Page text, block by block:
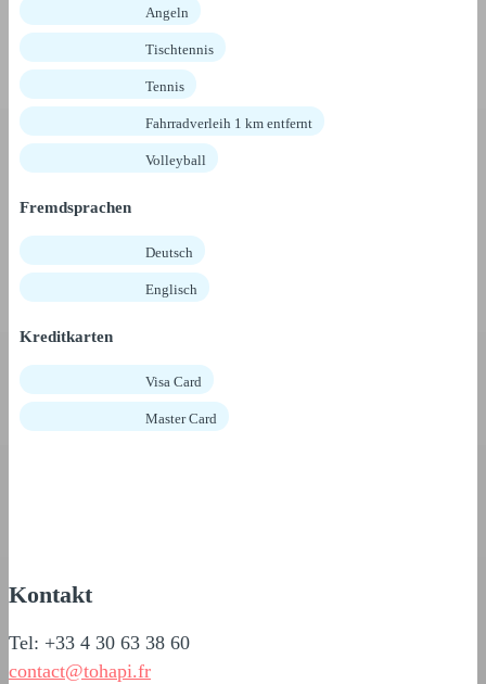
Angeln
Tischtennis
Tennis
Fahrradverleih 1 km entfernt
Volleyball
Fremdsprachen
Deutsch
Englisch
Kreditkarten
Visa Card
Master Card
Kontakt
Tel: +33 4 30 63 38 60
contact@tohapi.fr